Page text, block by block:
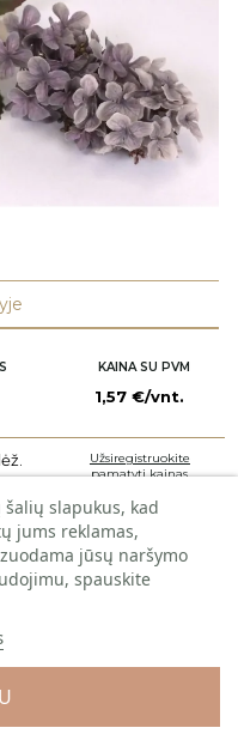
KAINA SU PVM
1,57 €/vnt.
Užsiregistruokite
pamatyti kainas
slapukus, kad
jums reklamas,
jūsų naršymo
spauskite